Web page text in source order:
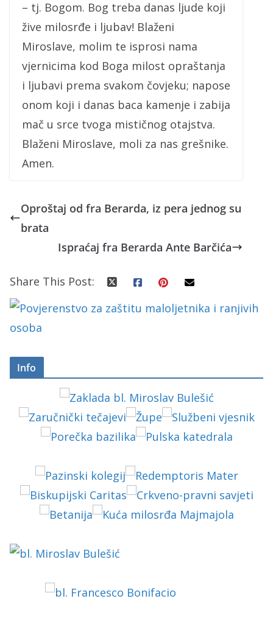
– tj. Bogom. Bog treba danas ljude koji
žive milosrđe i ljubav! Blaženi
Miroslave, molim te isprosi nama
vjernicima kod Boga milost opraštanja
i ljubavi prema svakom čovjeku; napose
onom koji i danas baca kamenje i zabija
mač u srce tvoga mističnog otajstva.
Blaženi Miroslave, moli za nas grešnike.
Amen.
Oproštaj od fra Berarda, iz pera jednog su
brata
Ispraćaj fra Berarda Ante Barčića
Share This Post:
Info